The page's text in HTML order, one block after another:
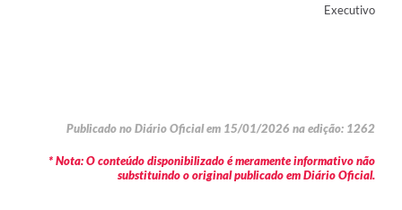
Executivo
Publicado no Diário Oficial em 15/01/2026 na edição: 1262
* Nota: O conteúdo disponibilizado é meramente informativo não
substituindo o original publicado em Diário Oficial.